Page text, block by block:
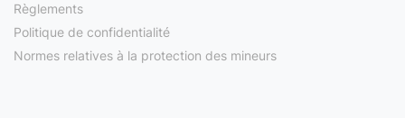
Règlements
Politique de confidentialité
Normes relatives à la protection des mineurs